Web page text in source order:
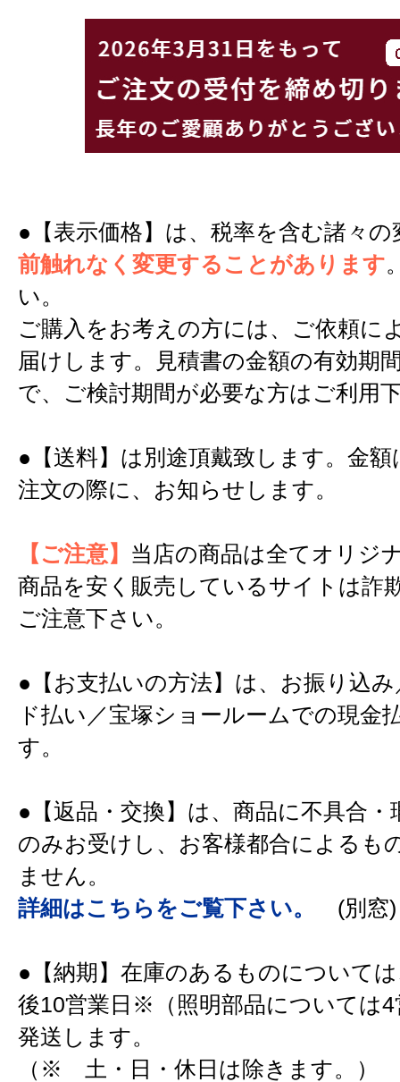
●【表示価格】は、税率を含む諸々
前触れなく変更することがあります
い。
ご購入をお考えの方には、ご依頼に
届けします。見積書の金額の有効期
で、ご検討期間が必要な方はご利用
●【送料】は別途頂戴致します。金
注文の際に、お知らせします。
【ご注意】 当店の商品は全てオリジ
商品を安く販売しているサイトは詐
ご注意下さい。
●【お支払いの方法】は、お振り込
ド払い／宝塚ショールームでの現金
す。
●【返品・交換】は、商品に不具合・
のみお受けし、お客様都合によるも
ません。
詳細はこちらをご覧下さい。
(別窓)
●【納期】在庫のあるものについて
後10営業日※（照明部品については4
発送します。
（※ 土・日・休日は除きます。）